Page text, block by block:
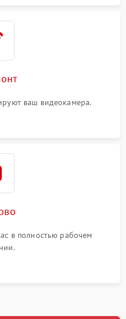
ваш видеокамера.
в полностью рабочем